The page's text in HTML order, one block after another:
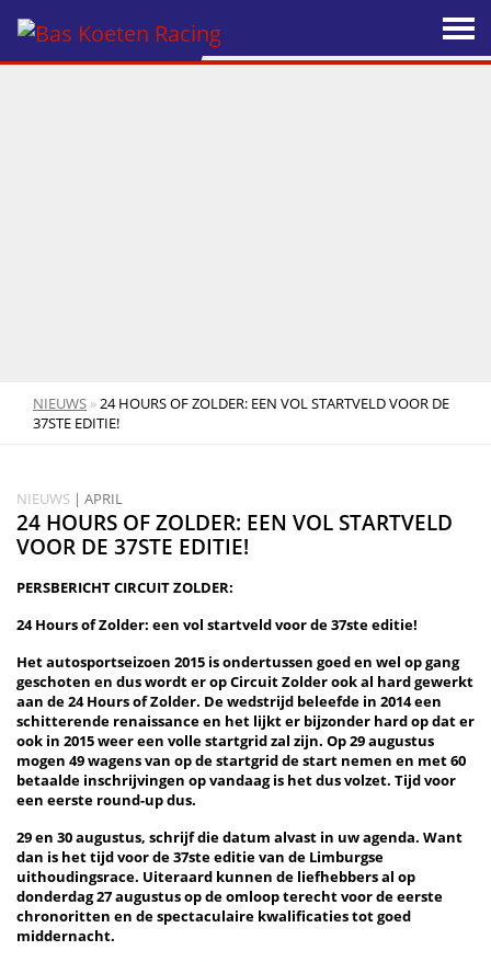
NIEUWS »24 HOURS OF ZOLDER: EEN VOL STARTVELD VOOR DE
37STE EDITIE!
NIEUWS | APRIL
24 HOURS OF ZOLDER: EEN VOL STARTVELD
VOOR DE 37STE EDITIE!
PERSBERICHT CIRCUIT ZOLDER:
24 Hours of Zolder: een vol startveld voor de 37ste editie!
Het autosportseizoen 2015 is ondertussen goed en wel op gang
geschoten en dus wordt er op Circuit Zolder ook al hard gewerkt
aan de 24 Hours of Zolder. De wedstrijd beleefde in 2014 een
schitterende renaissance en het lijkt er bijzonder hard op dat er
ook in 2015 weer een volle startgrid zal zijn. Op 29 augustus
mogen 49 wagens van op de startgrid de start nemen en met 60
betaalde inschrijvingen op vandaag is het dus volzet. Tijd voor
een eerste round-up dus.
29 en 30 augustus, schrijf die datum alvast in uw agenda. Want
dan is het tijd voor de 37ste editie van de Limburgse
uithoudingsrace. Uiteraard kunnen de liefhebbers al op
donderdag 27 augustus op de omloop terecht voor de eerste
chronoritten en de spectaculaire kwalificaties tot goed
middernacht.